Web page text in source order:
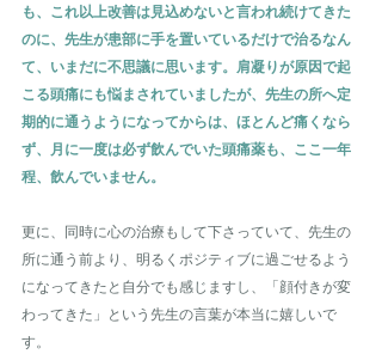
も、これ以上改善は見込めないと言われ続けてきた
のに、先生が患部に手を置いているだけで治るなん
て、いまだに不思議に思います。肩凝りが原因で起
こる頭痛にも悩まされていましたが、先生の所へ定
期的に通うようになってからは、ほとんど痛くなら
ず、月に一度は必ず飲んでいた頭痛薬も、ここ一年
程、飲んでいません。
更に、同時に心の治療もして下さっていて、先生の
所に通う前より、明るくポジティブに過ごせるよう
になってきたと自分でも感じますし、「顔付きが変
わってきた」という先生の言葉が本当に嬉しいで
す。